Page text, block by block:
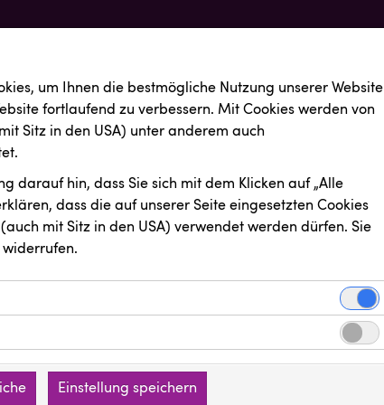
um Ihnen die best­mögliche Nutzung unserer Website
fortlaufend zu verbessern. Mit Cookies werden von
Sitz in den USA) unter anderem auch
darauf hin, dass Sie sich mit dem Klicken auf „Alle
dass die auf unserer Seite eingesetzten Cookies
mit Sitz in den USA) verwendet werden dürfen. Sie
widerrufen.
Funktionen und sind für die einwandfreie
Cookies speichern keine personenbezogenen
übermittelt.
Website nutzen.
Einstellung speichern